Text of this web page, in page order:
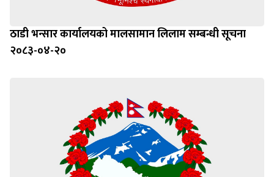
ठाडी भन्सार कार्यालयको मालसामान लिलाम सम्बन्धी सूचना
२०८३-०४-२०